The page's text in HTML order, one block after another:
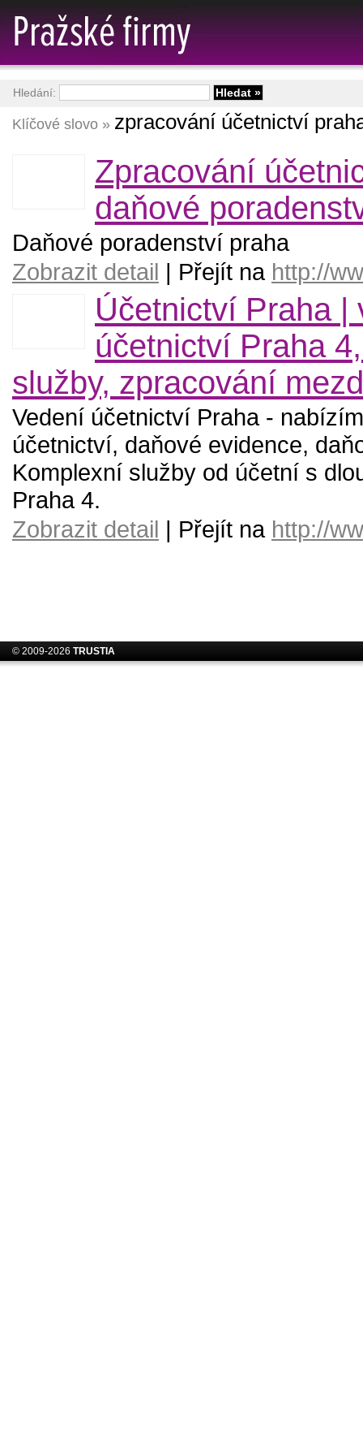
Klíčové slovo » zpracování účetnictví
Zpracování
daňové
Daňové poradenství praha
Zobrazit detail | Přejít na http://
Účetnictví Praha |
účetnictví Praha
služby, zpracování mezd
Vedení účetnictví Praha -
účetnictví, daňové evidence,
Komplexní služby od účetní s
Praha 4.
Zobrazit detail | Přejít na http://
Hledání:
© 2009-2026 TRUSTIA